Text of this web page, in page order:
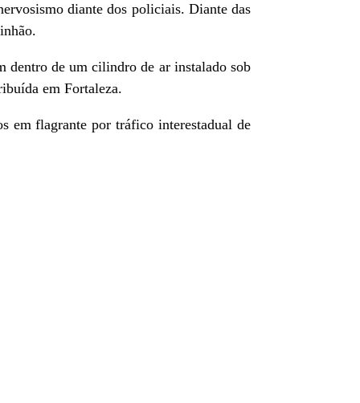
diante dos policiais. Diante das
dentro de um cilindro de ar instalado sob
em Fortaleza.
em flagrante por tráfico interestadual de